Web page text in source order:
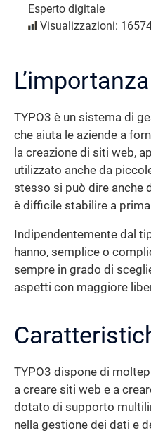
Esperto digitale
Visualizzazioni:
TYPO3 è un sistema di
che aiuta le aziende a
la creazione di siti web,
utilizzato anche da
stesso si può dire anche
è difficile stabilire a
Indipendentemente dal
hanno, semplice o
sempre in grado di
aspetti con maggiore
TYPO3 dispone di
a creare siti web e a
dotato di supporto
nella gestione dei dati e